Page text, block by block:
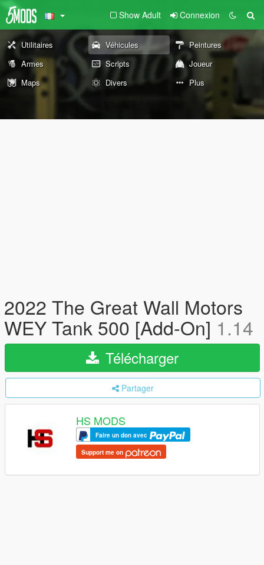
Show Adult Connexion
Utilitaires Véhicules
Peintures
Armes
Scripts
Joueur
Maps
Divers Plus
2022 The Great Wall Motors
WEY Tank 500 [Add-On] 1.14
Télécharger
Partager
HS MODS
Faire un don avec
Support me on